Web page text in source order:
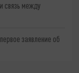
связь между
заявление об